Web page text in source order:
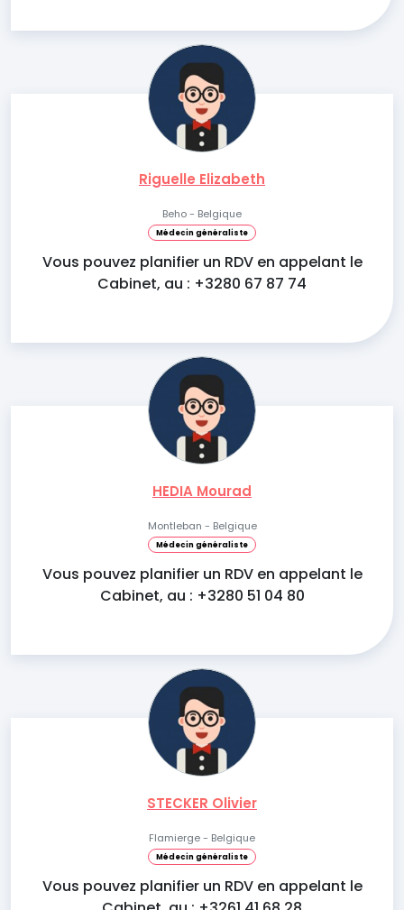
Riguelle Elizabeth
Beho - Belgique
Médecin généraliste
Vous pouvez planifier un RDV en appelant le
Cabinet, au : +3280 67 87 74
HEDIA Mourad
Montleban - Belgique
Médecin généraliste
Vous pouvez planifier un RDV en appelant le
Cabinet, au : +3280 51 04 80
STECKER Olivier
Flamierge - Belgique
Médecin généraliste
Vous pouvez planifier un RDV en appelant le